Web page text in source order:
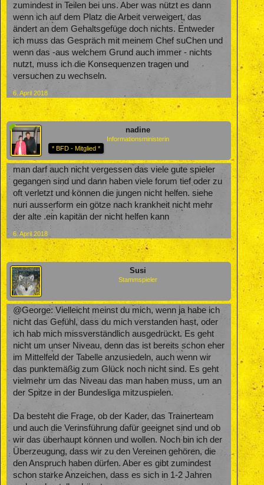
zumindest in Teilen bei uns. Aber was nützt es dann
wenn ich auf dem Platz die Arbeit verweigert, das
ändert an dem Gehaltsgefüge doch nichts. Entweder
ich muss das Gespräch mit meinem Chef suChen und
wenn das -aus welchem Grund auch immer - nichts
nutzt, muss ich die Konsequenzen tragen und
versuchen zu wechseln.
6. April 2018
nadine
Informationsministerin
* BFD - Mitglied *
man darf auch nicht vergessen das viele gute spieler
gegangen sind und dann haben viele forum tief oder zu
oft verletzt und können die jungen nicht helfen. siehe
nuri ausserform ein götze nach krankheit nicht mehr
der alte .ein kapitän der nicht helfen kann
6. April 2018
Susi
Stammspieler
@George: Vielleicht meinst du mich, wenn ja habe ich
nicht das Gefühl, dass du mich verstanden hast, oder
ich hab mich missverständlich ausgedrückt. Es geht
nicht um unser Niveau, denn das ist bereits schon eher
im Mittelfeld der Tabelle anzusiedeln, auch wenn wir
das punktemäßig zum Glück noch nicht sind. Es geht
vielmehr um das Niveau das man haben muss, um an
der Spitze in der Bundesliga mitzuspielen.
Da besteht die Frage, ob der Kader, das Trainerteam
und auch die Verinsführung dafür geeignet sind und ob
wir das überhaupt können und wollen. Noch bin ich der
Überzeugung, dass wir zu den Vereinen gehören, die
den Anspruch haben dürfen. Aber es gibt zumindest
schon starke Anzeichen, dass es sich in 1-2 Jahren